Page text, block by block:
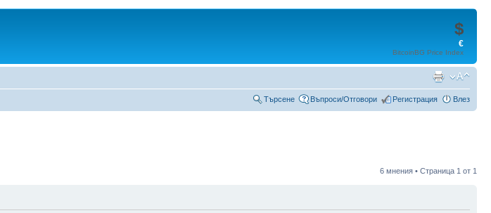
$
€
BitcoinBG Price Index
Търсене Въпроси/Отговори Регистрация Влез
6 мнения • Страница 1 от 1